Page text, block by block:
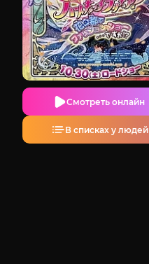
Смотреть онлайн
В списках у людей